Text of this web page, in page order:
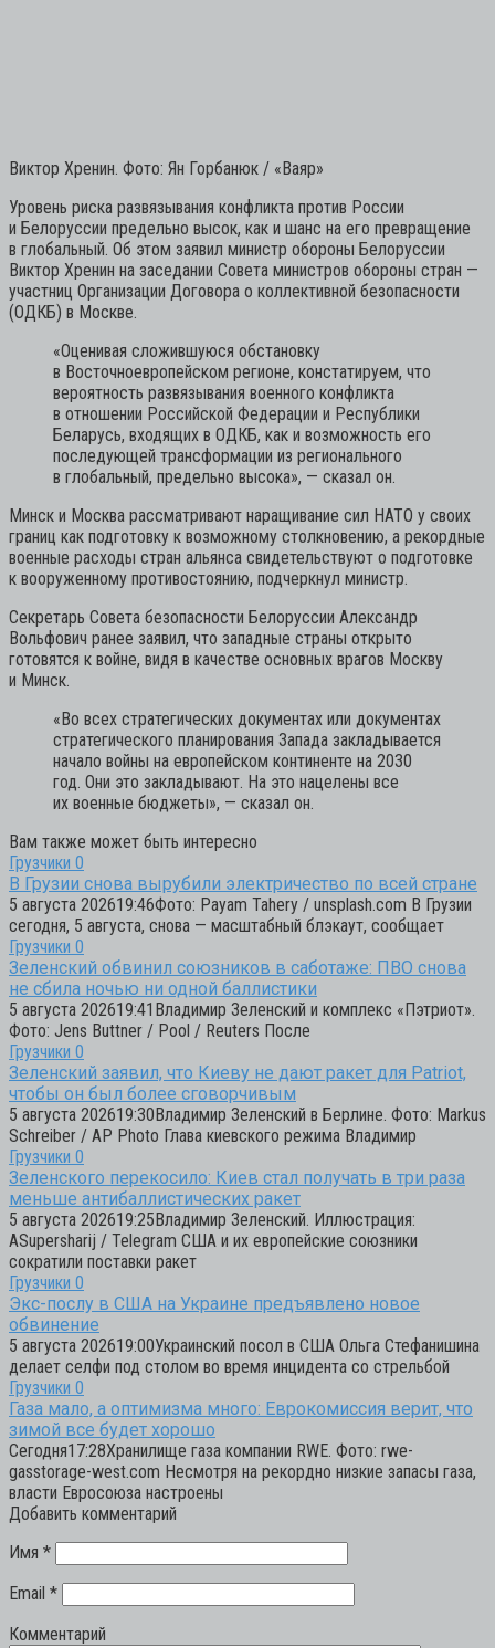
Виктор Хренин. Фото: Ян Горбанюк / «Ваяр»
Уровень риска развязывания конфликта против России
и Белоруссии предельно высок, как и шанс на его превращение
в глобальный. Об этом заявил министр обороны Белоруссии
Виктор Хренин на заседании Совета министров обороны стран —
участниц Организации Договора о коллективной безопасности
(ОДКБ) в Москве.
«Оценивая сложившуюся обстановку
в Восточноевропейском регионе, констатируем, что
вероятность развязывания военного конфликта
в отношении Российской Федерации и Республики
Беларусь, входящих в ОДКБ, как и возможность его
последующей трансформации из регионального
в глобальный, предельно высока», — сказал он.
Минск и Москва рассматривают наращивание сил НАТО у своих
границ как подготовку к возможному столкновению, а рекордные
военные расходы стран альянса свидетельствуют о подготовке
к вооруженному противостоянию, подчеркнул министр.
Секретарь Совета безопасности Белоруссии Александр
Вольфович ранее заявил, что западные страны открыто
готовятся к войне, видя в качестве основных врагов Москву
и Минск.
«Во всех стратегических документах или документах
стратегического планирования Запада закладывается
начало войны на европейском континенте на 2030
год. Они это закладывают. На это нацелены все
их военные бюджеты», — сказал он.
Вам также может быть интересно
Грузчики 0
В Грузии снова вырубили электричество по всей стране
5 августа 202619:46Фото: Payam Tahery / unsplash.com В Грузии
сегодня, 5 августа, снова — масштабный блэкаут, сообщает
Грузчики 0
Зеленский обвинил союзников в саботаже: ПВО снова
не сбила ночью ни одной баллистики
5 августа 202619:41Владимир Зеленский и комплекс «Пэтриот».
Фото: Jens Buttner / Pool / Reuters После
Грузчики 0
Зеленский заявил, что Киеву не дают ракет для Patriot,
чтобы он был более сговорчивым
5 августа 202619:30Владимир Зеленский в Берлине. Фото: Markus
Schreiber / AP Photo Глава киевского режима Владимир
Грузчики 0
Зеленского перекосило: Киев стал получать в три раза
меньше антибаллистических ракет
5 августа 202619:25Владимир Зеленский. Иллюстрация:
ASupersharij / Telegram США и их европейские союзники
сократили поставки ракет
Грузчики 0
Экс-послу в США на Украине предъявлено новое
обвинение
5 августа 202619:00Украинский посол в США Ольга Стефанишина
делает селфи под столом во время инцидента со стрельбой
Грузчики 0
Газа мало, а оптимизма много: Еврокомиссия верит, что
зимой все будет хорошо
Сегодня17:28Хранилище газа компании RWE. Фото: rwe-
gasstorage-west.com Несмотря на рекордно низкие запасы газа,
власти Евросоюза настроены
Добавить комментарий
Имя *
Email *
Комментарий